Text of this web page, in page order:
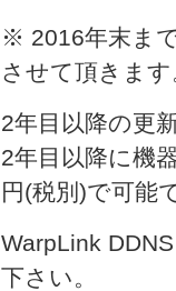
※ 2016年末ま
させて頂きます
2年目以降の更
2年目以降に機
円(税別)で可能
WarpLink
下さい。